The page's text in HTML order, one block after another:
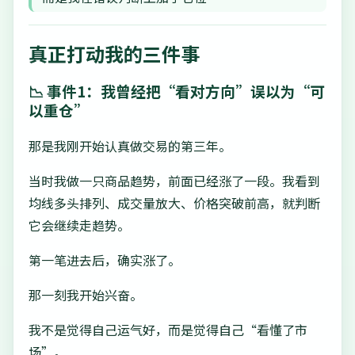
真正打动我的三件事
📉 事件1：我曾经把“看对方向”误以为“可
以重仓”
那是我刚开始认真做交易的第三年。
当时我做一只商品趋势，前面已经涨了一段。我看到
均线多头排列、成交量放大、价格突破前高，就判断
它会继续走趋势。
第一笔进去后，确实涨了。
那一刻我开始兴奋。
我不是觉得自己运气好，而是觉得自己“看懂了市